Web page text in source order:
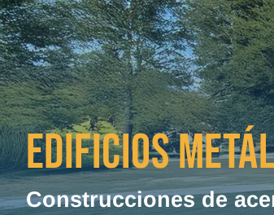
EDIFICIOS
Construcciones de